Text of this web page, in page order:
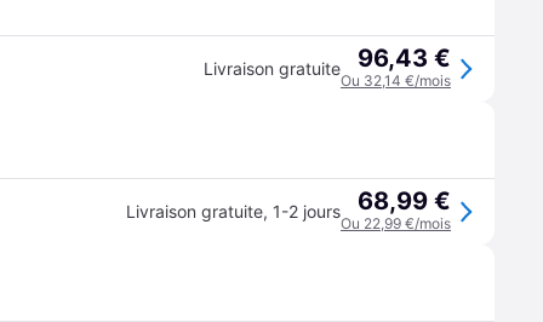
Livraison gratuite 96,43 €
Ou 32,14 €/mois
Livraison gratuite, 1-2 jours 68,99 €
Ou 22,99 €/mois